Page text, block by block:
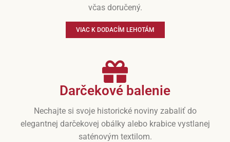
včas doručený.
VIAC K DODACÍM LEHOTÁM
Darčekové balenie
Nechajte si svoje historické noviny zabaliť do
elegantnej darčekovej obálky alebo krabice vystlanej
saténovým textilom.